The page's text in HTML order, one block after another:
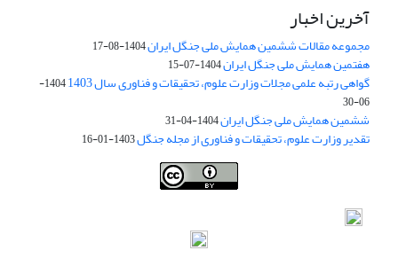
آخرین اخبار
مجموعه مقالات ششمین همایش ملی جنگل ایران1404-08-17
هفتمین همایش ملی جنگل ایران1404-07-15
گواهی رتبه علمی مجلات وزارت علوم، تحقیقات و فناوری سال 1403
1404-
06-30
ششمین همایش ملی جنگل ایران1404-04-31
تقدیر وزارت علوم، تحقیقات و فناوری از مجله جنگل1403-01-16